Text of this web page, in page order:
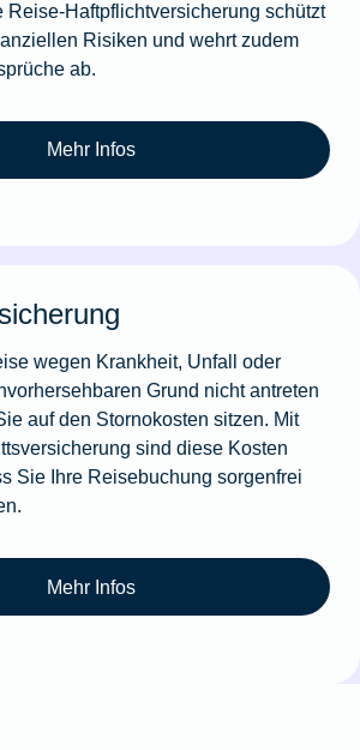
Reise-Haftpflichtversicherung schützt
Risiken und wehrt zudem
ab.
Mehr Infos
wegen Krankheit, Unfall oder
Grund nicht antreten
auf den Stornokosten sitzen. Mit
sind diese Kosten
Sie Ihre Reisebuchung sorgenfrei
Mehr Infos